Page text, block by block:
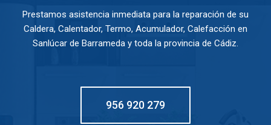
Prestamos asistencia inmediata para la reparación de su
Caldera, Calentador, Termo, Acumulador, Calefacción en
Sanlúcar de Barrameda y toda la provincia de Cádiz.
956 920 279